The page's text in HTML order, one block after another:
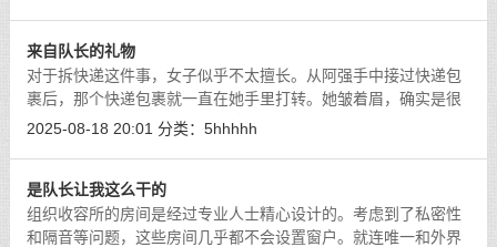
来自队长的礼物
对于拆快递这件事，女子似乎不太擅长。从阿强手中接过快递包
裹后，那个快递包裹就一直在她手里打转。她皱着眉，确实是很
努力想打开，可愣是花了半分钟也没能打开。
2025-08-18 20:01 分类： 5hhhhh
是队长让我这么干的
组织收容所的房间是经过专业人士精心设计的。考虑到了私密性
和隔音等问题，这些房间几乎都不会设置窗户。就连唯一和外界